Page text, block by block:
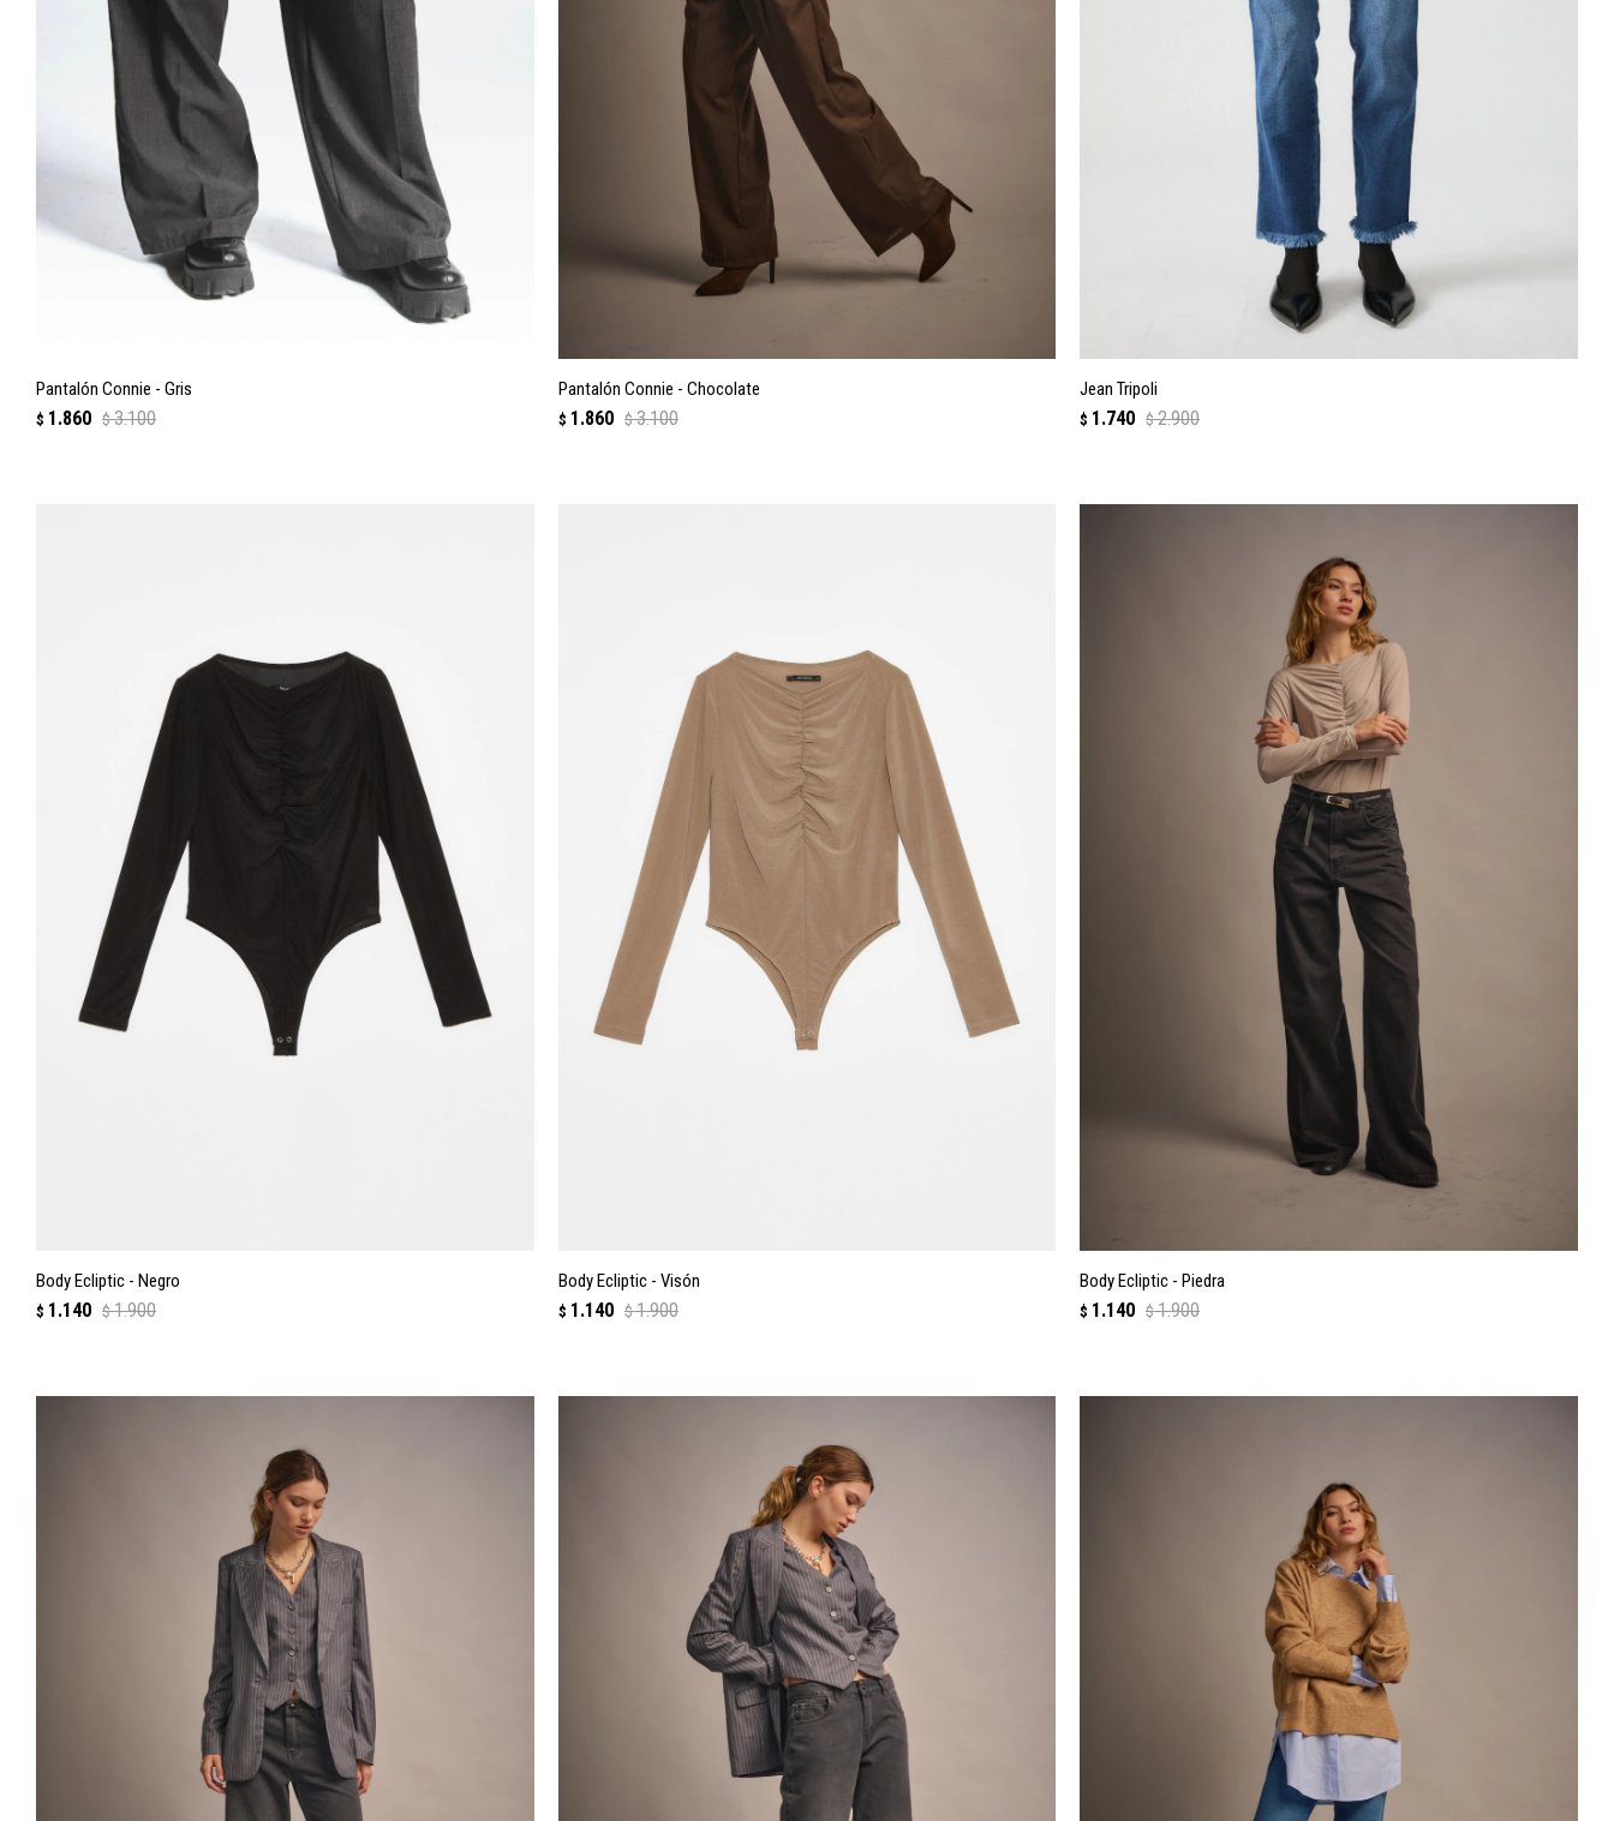
Pantalón Connie - Gris
$ 1.860 $ 3.100
Pantalón Connie - Chocolate
$ 1.860 $ 3.100
Jean Tripoli
$ 1.740 $ 2.900
Body Ecliptic - Negro
$ 1.140 $ 1.900
Body Ecliptic - Visón
$ 1.140 $ 1.900
Body Ecliptic - Piedra
$ 1.140 $ 1.900